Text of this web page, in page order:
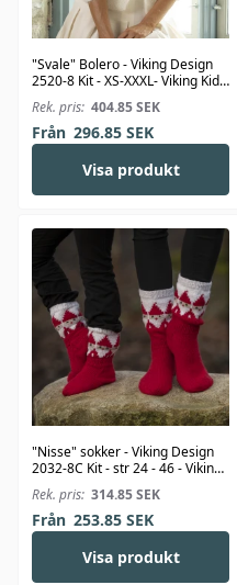
"Svale" Bolero - Viking Design
2520-8 Kit - XS-XXXL- Viking Kid-
Silk
Rek. pris: 404.85SEK
Från 296.85SEK
Visa produkt
"Nisse" sokker - Viking Design
2032-8C Kit - str 24 - 46 - Viking
Alpaca Storm
Rek. pris: 314.85SEK
Från 253.85SEK
Visa produkt